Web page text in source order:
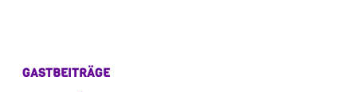
GASTBEITRÄGE